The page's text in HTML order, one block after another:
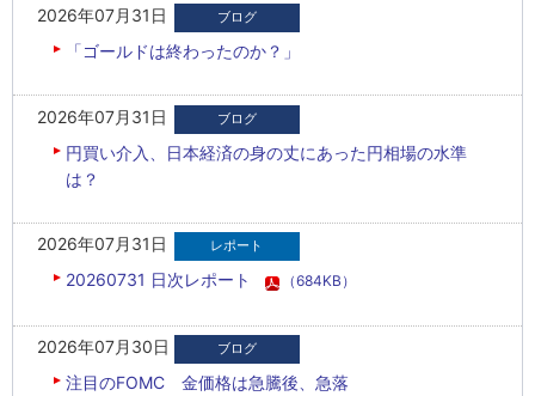
2026年07月31日
「ゴールドは終わったのか？」
2026年07月31日
円買い介入、日本経済の身の丈にあった円相場の水準
は？
2026年07月31日
20260731 日次レポート
（684KB）
2026年07月30日
注目のFOMC 金価格は急騰後、急落